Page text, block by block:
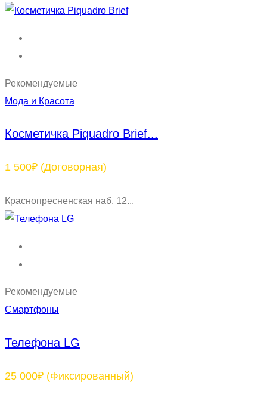
Рекомендуемые
Мода и Красота
Косметичка Piquadro Brief...
1 500₽ (Договорная)
Краснопресненская наб. 12...
Рекомендуемые
Смартфоны
Телефона LG
25 000₽ (Фиксированный)